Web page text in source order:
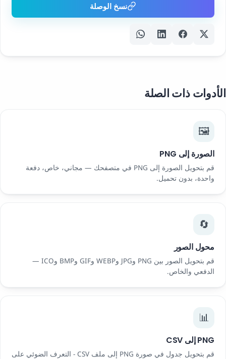
نسخ الوصلة
الأدوات ذات الصلة
🖼️
الصورة إلى PNG
قم بتحويل الصورة إلى PNG في متصفحك — مجاني، خاص، دفعة
واحدة، بدون تحميل.
🔄
محول الصور
قم بتحويل الصور بين PNG وJPG وWEBP وGIF وBMP وICO —
الدفعي والخاص.
📊
PNG إلى CSV
قم بتحويل جدول في صورة PNG إلى ملف CSV - التعرف الضوئي على